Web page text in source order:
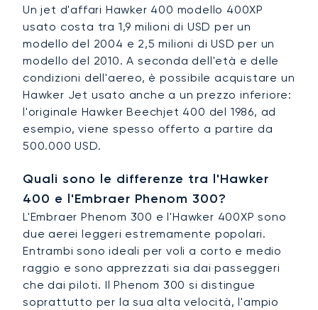
Un jet d'affari Hawker 400 modello 400XP
usato costa tra 1,9 milioni di USD per un
modello del 2004 e 2,5 milioni di USD per un
modello del 2010. A seconda dell'età e delle
condizioni dell'aereo, è possibile acquistare un
Hawker Jet usato anche a un prezzo inferiore:
l'originale Hawker Beechjet 400 del 1986, ad
esempio, viene spesso offerto a partire da
500.000 USD.
Quali sono le differenze tra l'Hawker
400 e l'Embraer Phenom 300?
L'Embraer Phenom 300 e l'Hawker 400XP sono
due aerei leggeri estremamente popolari.
Entrambi sono ideali per voli a corto e medio
raggio e sono apprezzati sia dai passeggeri
che dai piloti. Il Phenom 300 si distingue
soprattutto per la sua alta velocità, l'ampio